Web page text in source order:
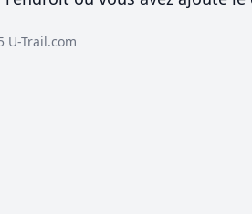
U-Trail.com